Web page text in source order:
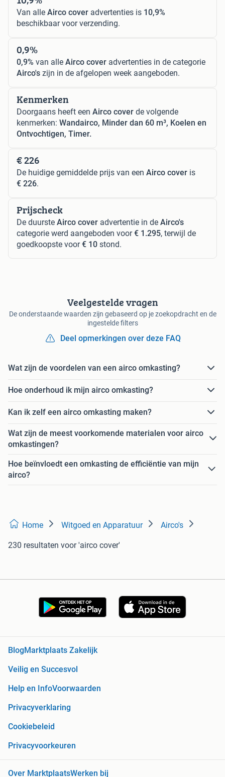
Van alle Airco cover advertenties is 10,9%
beschikbaar voor verzending.
0,9%
0,9% van alle Airco cover advertenties in de categorie
Airco's zijn in de afgelopen week aangeboden.
Kenmerken
Doorgaans heeft een Airco cover de volgende
kenmerken: Wandairco, Minder dan 60 m³, Koelen en
Ontvochtigen, Timer.
€ 226
De huidige gemiddelde prijs van een Airco cover is
€ 226.
Prijscheck
De duurste Airco cover advertentie in de Airco's
categorie werd aangeboden voor€ 1.295, terwijl de
goedkoopste voor€ 10 stond.
Veelgestelde vragen
De onderstaande waarden zijn gebaseerd op je zoekopdracht en de
ingestelde filters
Deel opmerkingen over deze FAQ
Wat zijn de voordelen van een airco omkasting?
Hoe onderhoud ik mijn airco omkasting?
Kan ik zelf een airco omkasting maken?
Wat zijn de meest voorkomende materialen voor airco
omkastingen?
Hoe beïnvloedt een omkasting de efficiëntie van mijn
airco?
Home Witgoed en Apparatuur Airco's
230 resultaten voor 'airco cover'
BlogMarktplaats Zakelijk
Veilig en Succesvol
Help en InfoVoorwaarden
Privacyverklaring
Cookiebeleid
Privacyvoorkeuren
Over MarktplaatsWerken bij